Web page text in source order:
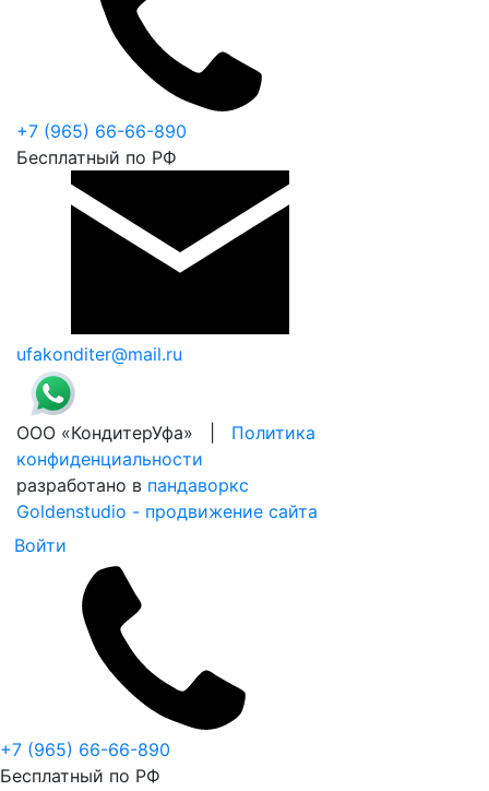
+7 (965) 66-66-890
Бесплатный по РФ
ufakonditer@mail.ru
ООО «КондитерУфа» | Политика
конфиденциальности
разработано в пандаворкс
Goldenstudio - продвижение сайта
Войти
+7 (965) 66-66-890
Бесплатный по РФ